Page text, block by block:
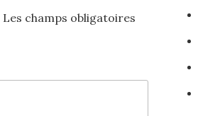
Les champs obligatoires